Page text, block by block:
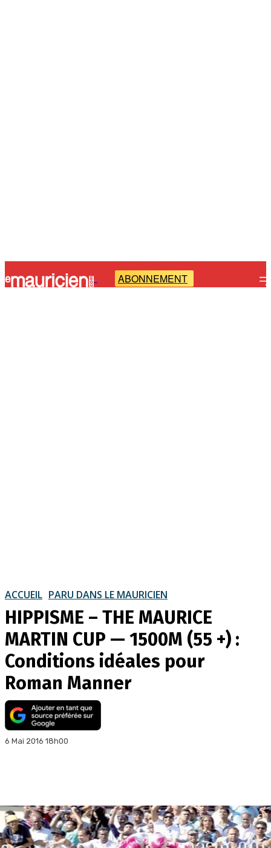
- ABONNEMENT
ACCUEIL PARU DANS LE MAURICIEN
HIPPISME – THE MAURICE
MARTIN CUP — 1500M (55 +) :
Conditions idéales pour
Roman Manner
6 Mai 2016 18h00